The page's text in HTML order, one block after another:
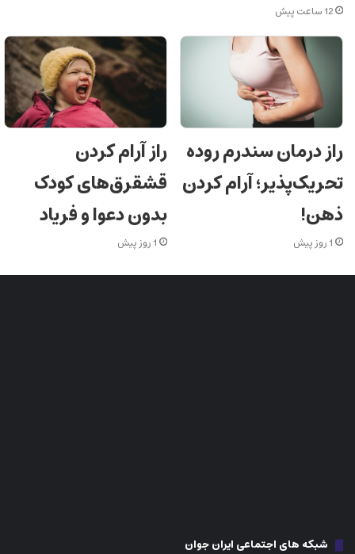
12 ساعت پیش
راز درمان سندرم روده
تحریک‌پذیر؛ آرام کردن
ذهن!
1 روز پیش
راز آرام کردن
قشقرق‌های کودک
بدون دعوا و فریاد
1 روز پیش
شبکه های اجتماعی ایران جوان